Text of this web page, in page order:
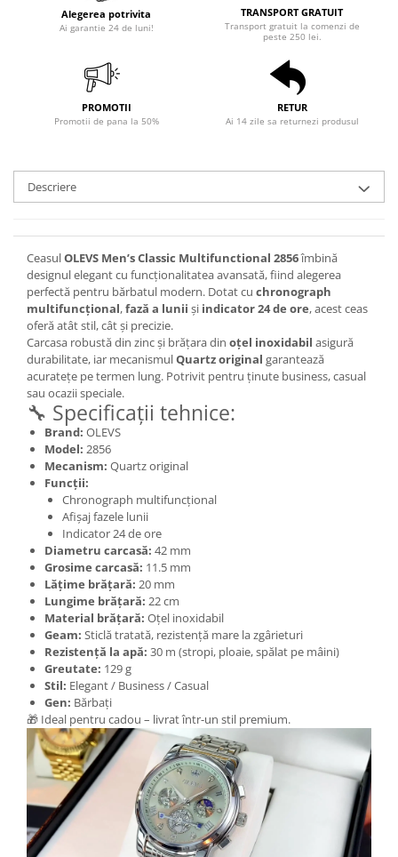
Alegerea potrivita
Ai garantie 24 de luni!
TRANSPORT GRATUIT
Transport gratuit la comenzi de
peste 250 lei.
PROMOTII
Promotii de pana la 50%
RETUR
Ai 14 zile sa returnezi produsul
Descriere
CeasulOLEVS Men’s Classic Multifunctional 2856îmbină
designul elegant cu funcționalitatea avansată, fiind alegerea
perfectă pentru bărbatul modern. Dotat cu chronograph
multifuncțional,fază a lunii și indicator 24 de ore, acest ceas
oferă atât stil, cât și precizie.
Carcasa robustă din zinc și brățara din oțel inoxidabil asigură
durabilitate, iar mecanismulQuartz original garantează
acuratețe pe termen lung. Potrivit pentru ținute business, casual
sau ocazii speciale.
🔧 Specificații tehnice:
Brand: OLEVS
Model: 2856
Mecanism: Quartz original
Funcții:
Chronograph multifuncțional
Afișaj fazele lunii
Indicator 24 de ore
Diametru carcasă: 42 mm
Grosime carcasă: 11.5 mm
Lățime brățară: 20 mm
Lungime brățară: 22 cm
Material brățară: Oțel inoxidabil
Geam: Sticlă tratată, rezistență mare la zgârieturi
Rezistență la apă: 30 m (stropi, ploaie, spălat pe mâini)
Greutate: 129 g
Stil: Elegant / Business / Casual
Gen: Bărbați
🎁 Ideal pentru cadou – livrat într-un stil premium.